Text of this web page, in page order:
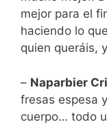
mejor para el
haciendo lo
quien queráis,
– Naparbier
fresas espesa
cuerpo… todo